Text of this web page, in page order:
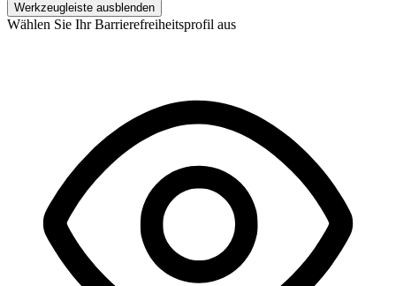
Werkzeugleiste ausblenden
Wählen Sie Ihr Barrierefreiheitsprofil aus